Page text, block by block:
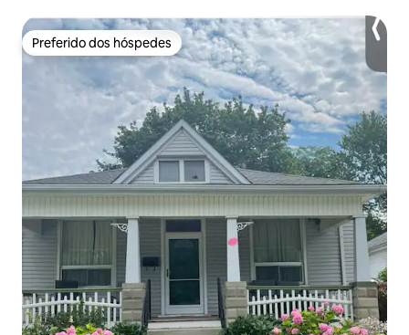
Preferido dos hóspedes
Preferido dos hóspedes